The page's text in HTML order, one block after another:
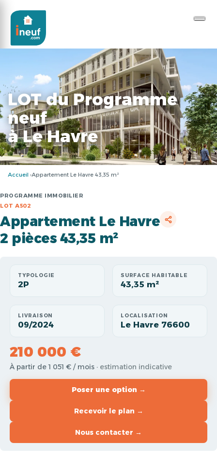
LOT du Programme
neuf
à Le Havre
Accueil Appartement Le Havre 43,35 m²
PROGRAMME IMMOBILIER
LOT A502
Appartement Le Havre
2 pièces 43,35 m²
TYPOLOGIE
2P
SURFACE HABITABLE
43,35 m²
LIVRAISON
09/2024
LOCALISATION
Le Havre 76600
210 000 €
À partir de 1 051 € / mois · estimation indicative
Poser une option →
Recevoir le plan →
Nous contacter →